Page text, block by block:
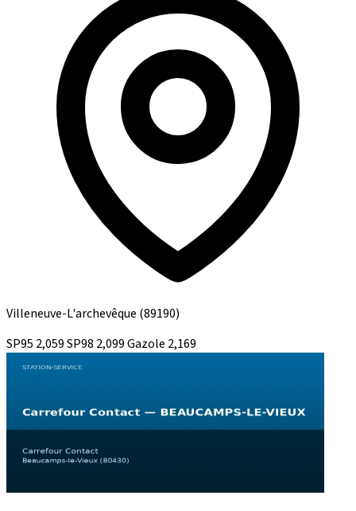
Villeneuve-L'archevêque (89190)
SP95 2,059SP98 2,099Gazole 2,169